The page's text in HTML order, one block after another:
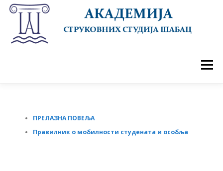
Skip
Menu
ПРЕЛАЗНА ПОВЕЉА
Правилник о мобилности студената и особља